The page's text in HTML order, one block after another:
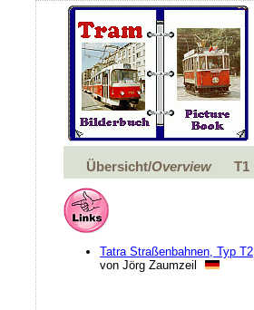
Übersicht/Overview T1
Tatra Straßenbahnen, Typ T2
von Jörg Zaumzeil